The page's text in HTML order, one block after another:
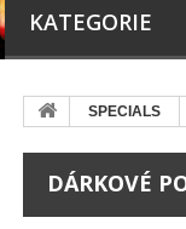
KATEGORIE
SPECIALS
DÁRKOVÉ